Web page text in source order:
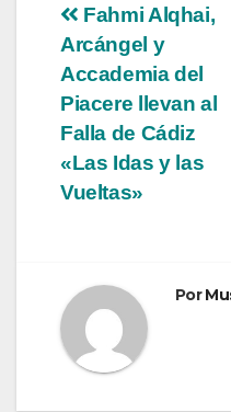
de
entradas
Fahmi Alqhai,
Arcángel y
Accademia del
Piacere llevan al
Falla de Cádiz
«Las Idas y las
Vueltas»
Por